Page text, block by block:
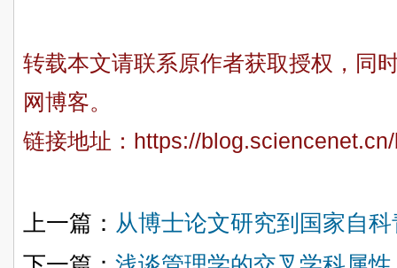
转载本文请联系原作者获取授权，同
网博客。
链接地址： https://
上一篇： 从博士论文研究到国家自